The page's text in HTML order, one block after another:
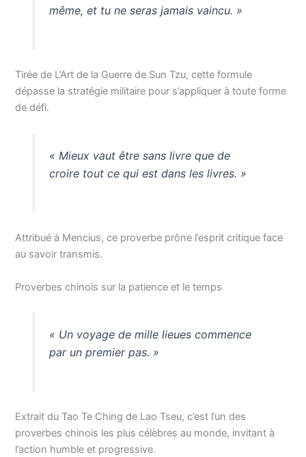
même, et tu ne seras jamais vaincu. »
Tirée de L’Art de la Guerre de Sun Tzu, cette formule
dépasse la stratégie militaire pour s’appliquer à toute forme
de défi.
« Mieux vaut être sans livre que de
croire tout ce qui est dans les livres. »
Attribué à Mencius, ce proverbe prône l’esprit critique face
au savoir transmis.
Proverbes chinois sur la patience et le temps
« Un voyage de mille lieues commence
par un premier pas. »
Extrait du Tao Te Ching de Lao Tseu, c’est l’un des
proverbes chinois les plus célèbres au monde, invitant à
l’action humble et progressive.